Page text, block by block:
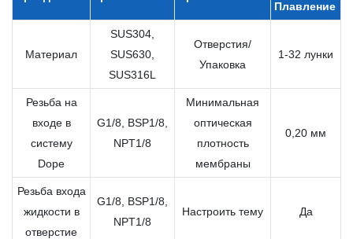
Плавление
Материал
SUS304,
SUS630,
SUS316L
Отверстия/
Упаковка
1-32 лунки
Резьба на
входе в
систему
Dope
G1/8, BSP1/8,
NPT1/8
Минимальная
оптическая
плотность
мембраны
0,20 мм
Резьба входа
жидкости в
отверстие
G1/8, BSP1/8,
NPT1/8
Настроить тему Да